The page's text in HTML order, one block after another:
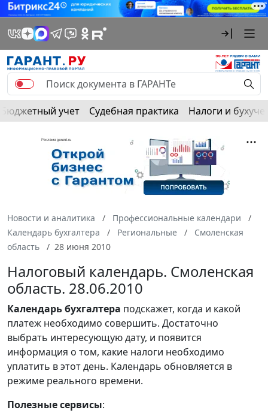
Бюджетный учет Судебная практика Налоги и
Новости и аналитика
Профессиональные календари
Календарь бухгалтера
Региональные
Смоленская
область
28 июня 2010
Налоговый календарь. Смоленская
область. 28.06.2010
Календарьбухгалтера подскажет, когда и какой
платеж необходимо совершить. Достаточно
выбрать интересующую дату, и появится
информация о том, какие налоги необходимо
уплатить в этот день. Календарь обновляется в
режиме реального времени.
Полезные сервисы: